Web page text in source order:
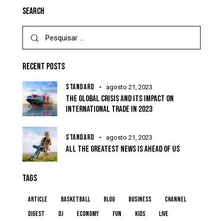
SEARCH
RECENT POSTS
STANDARD agosto 21, 2023
THE GLOBAL CRISIS AND ITS IMPACT ON
INTERNATIONAL TRADE IN 2023
STANDARD agosto 21, 2023
ALL THE GREATEST NEWS IS AHEAD OF US
TAGS
article basketball blog business
channel
digest
dj economy fun kids
live